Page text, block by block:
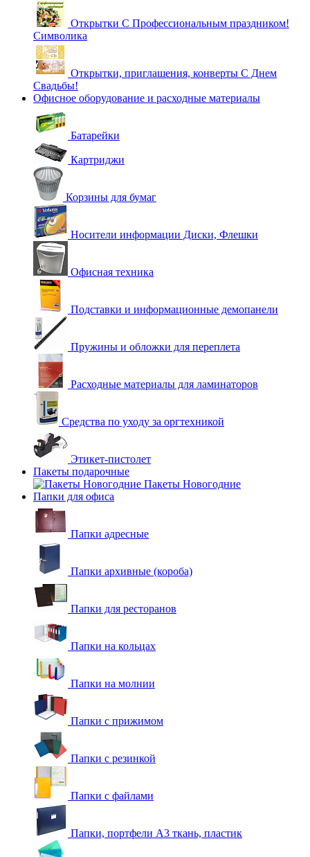
Открытки С Профессиональным праздником!
Символика
Открытки, приглашения, конверты С Днем
Свадьбы!
Офисное оборудование и расходные материалы
Батарейки
Картриджи
Корзины для бумаг
Носители информации Диски, Флешки
Офисная техника
Подставки и информационные демопанели
Пружины и обложки для переплета
Расходные материалы для ламинаторов
Средства по уходу за оргтехникой
Этикет-пистолет
Пакеты подарочные
Пакеты Новогодние
Папки для офиса
Папки адресные
Папки архивные (короба)
Папки для ресторанов
Папки на кольцах
Папки на молнии
Папки с прижимом
Папки с резинкой
Папки с файлами
Папки, портфели А3 ткань, пластик